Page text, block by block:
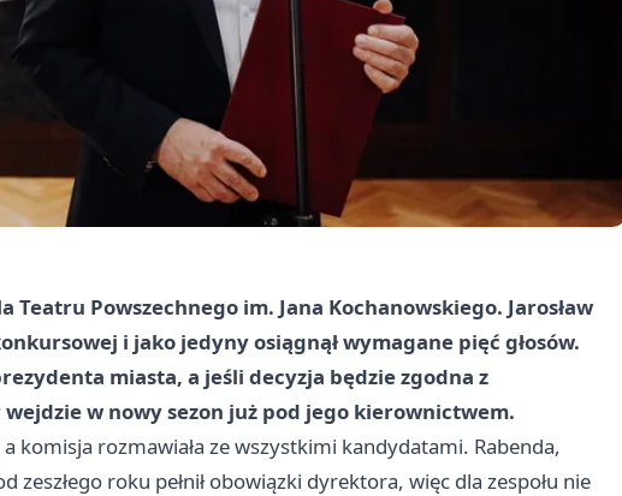
Teatru Powszechnego im. Jana Kochanowskiego. Jarosław
i jako jedyny osiągnął wymagane pięć głosów.
miasta, a jeśli decyzja będzie zgodna z
w nowy sezon już pod jego kierownictwem.
komisja rozmawiała ze wszystkimi kandydatami. Rabenda,
zeszłego roku pełnił obowiązki dyrektora, więc dla zespołu nie